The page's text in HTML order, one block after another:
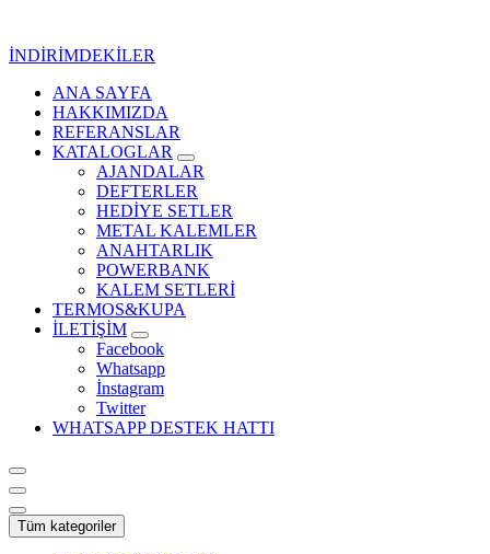
İNDİRİMDEKİLER
Kurumsal Promosyon-Hediyelik
ANA SAYFA
HAKKIMIZDA
REFERANSLAR
KATALOGLAR
AJANDALAR
DEFTERLER
HEDİYE SETLER
METAL KALEMLER
ANAHTARLIK
POWERBANK
KALEM SETLERİ
TERMOS&KUPA
İLETİŞİM
Facebook
Whatsapp
İnstagram
Twitter
WHATSAPP DESTEK HATTI
Tüm kategoriler